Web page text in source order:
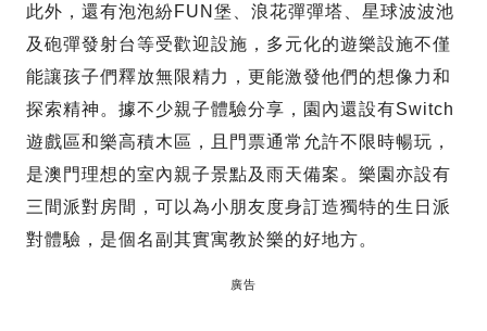
此外，還有泡泡紛FUN堡、浪花彈彈塔、星球波波池
及砲彈發射台等受歡迎設施，多元化的遊樂設施不僅
能讓孩子們釋放無限精力，更能激發他們的想像力和
探索精神。據不少親子體驗分享，園內還設有Switch
遊戲區和樂高積木區，且門票通常允許不限時暢玩，
是澳門理想的室內親子景點及雨天備案。樂園亦設有
三間派對房間，可以為小朋友度身訂造獨特的生日派
對體驗，是個名副其實寓教於樂的好地方。
廣告